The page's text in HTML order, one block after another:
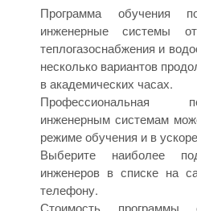
Программа обучения
инженерные системы
теплогазоснабжения и
несколько вариантов
в академических часах.
Профессиональная
инженерным системам
режиме обучения и в
Выберите наиболее
инженеров в списке на
телефону.
Стоимость